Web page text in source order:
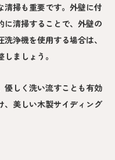
清掃も重要です。外壁に付
に清掃することで、外壁の
浄機を使用する場合は、
ましょう。
優しく洗い流すことも有効
、美しい木製サイディング